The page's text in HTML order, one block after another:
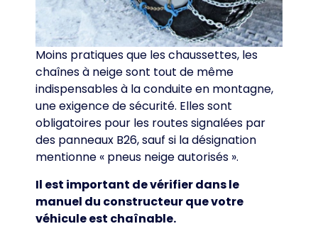
Moins pratiques que les chaussettes, les
chaînes à neige sont tout de même
indispensables à la conduite en montagne,
une exigence de sécurité. Elles sont
obligatoires pour les routes signalées par
des panneaux B26, sauf si la désignation
mentionne « pneus neige autorisés ».
Il est important de vérifier dans le
manuel du constructeur que votre
véhicule est chaînable.